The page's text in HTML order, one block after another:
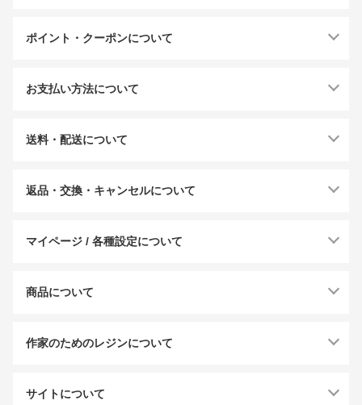
ポイント・クーポンについて
お支払い方法について
送料・配送について
返品・交換・キャンセルについて
マイページ / 各種設定について
商品について
作家のためのレジンについて
サイトについて